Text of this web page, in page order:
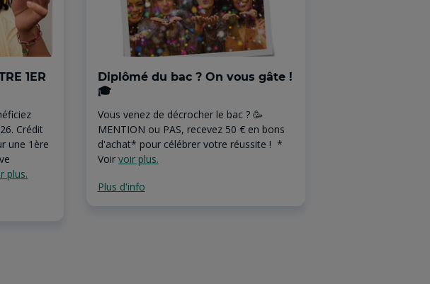
1ER
Crédit
une 1ère
plus.
Diplômé du bac ? On vous gâte !
🎓
Vous venez de décrocher le bac ? 🥳
MENTION ou PAS, recevez 50 € en bons
d'achat* pour célébrer votre réussite ! *
Voir voir plus.
Plus d'info